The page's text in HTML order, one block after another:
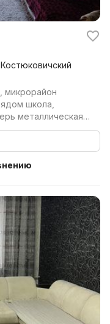
микрорайон
школа,
металлическая.